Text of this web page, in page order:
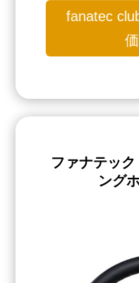
fanatec
ファナテッ
ング